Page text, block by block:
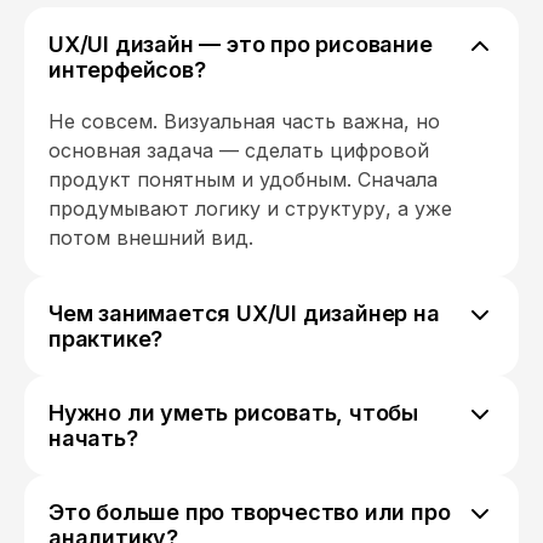
поступление средств. Так вот,
возврат осуществляется в
момента получения корректного
заявления и полного пакета
документов. Я отправила
документы 30 апреля, сегодня 17
июня денег нет! На вопрос когда
будет возврат денег, точную
надо вам это или нет. Но я не
рекомендую данную "академию".
UX/UI дизайн — это про рисование
интерфейсов?
Не совсем. Визуальная часть важна, но
основная задача — сделать цифровой
продукт понятным и удобным. Сначала
продумывают логику и структуру, а уже
потом внешний вид.
Чем занимается UX/UI дизайнер на
практике?
поведения пользователей, проектирование
сценариев взаимодействия, создание
интерфейсов.
Нужно ли уметь рисовать, чтобы
начать?
работать в специальных программах для
Это больше про творчество или про
аналитику?